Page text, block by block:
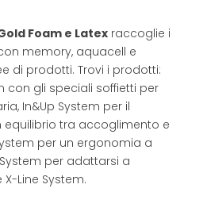
Foam e Latexraccoglie i
memory, aquacell e
di prodotti. Trovi i prodotti:
con gli speciali soffietti per
In&Up System per il
tra accoglimento e
per un ergonomia a
System per adattarsi a
Line System.